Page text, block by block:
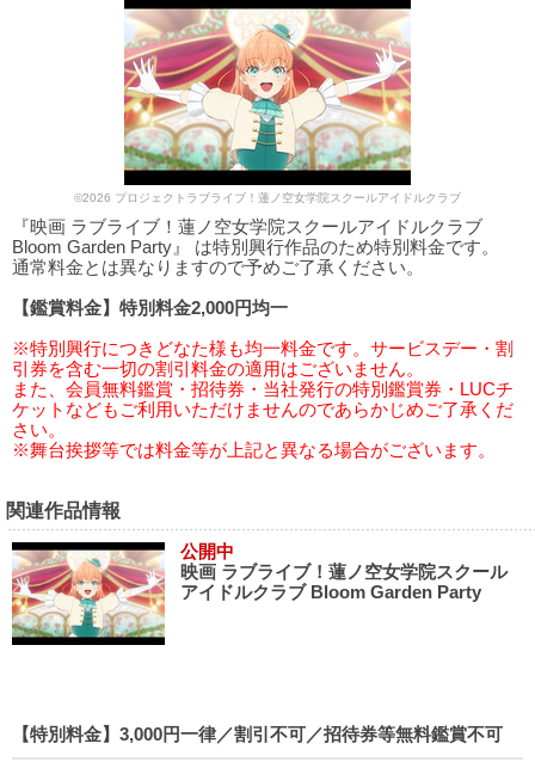
©2026 プロジェクトラブライブ！蓮ノ空女学院スクールアイドルクラブ
『映画 ラブライブ！蓮ノ空女学院スクールアイドルクラブ
Bloom Garden Party』 は特別興行作品のため特別料金です。
通常料金とは異なりますので予めご了承ください。
【鑑賞料金】特別料金2,000円均一
※特別興行につきどなた様も均一料金です。サービスデー・割
引券を含む一切の割引料金の適用はございません。
また、会員無料鑑賞・招待券・当社発行の特別鑑賞券・LUCチ
ケットなどもご利用いただけませんのであらかじめご了承くだ
さい。
※舞台挨拶等では料金等が上記と異なる場合がございます。
関連作品情報
公開中
映画 ラブライブ！蓮ノ空女学院スクール
アイドルクラブ Bloom Garden Party
【特別料金】3,000円一律／割引不可／招待券等無料鑑賞不可